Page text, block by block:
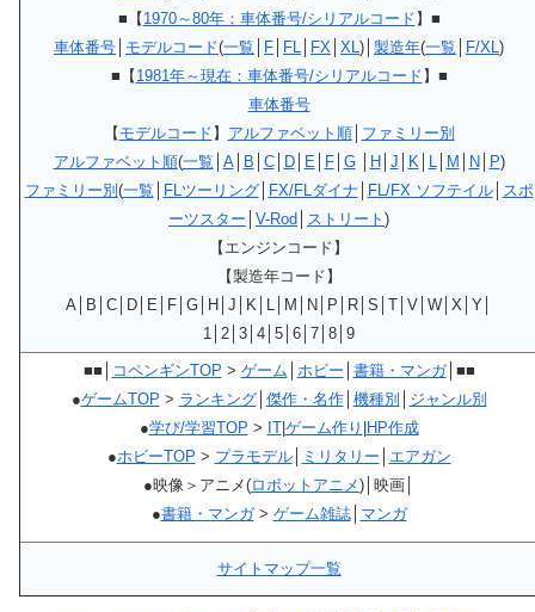
■【1970～80年：車体番号/シリアルコード】■
車体番号 モデルコード(一覧 F FL FX XL )│ 製造年(一覧 F/XL )
■【1981年～現在：車体番号/シリアルコード】■
車体番号
【モデルコード】 アルファベット順│ ファミリー別
アルファベット順(一覧 A│ B C│ D│ E F│ G│ H│ J K L M N│ P)
ファミリー別(一覧 FLツーリング│ FX/FLダイナ FL/FX ソフテイル│
スポ
ーツスター V-Rod ストリート )
【エンジンコード】
【製造年コード】
A│B│C│D│E│F│G│H│J│K│L│M│N│P│R│S│T│V│W│X│Y│
1│2│3│4│5│6│7│8│9
■■│ コペンギンTOP > ゲーム ホビー 書籍・マンガ│■■
●ゲームTOP > ランキング│ 傑作・名作│ 機種別
ジャンル別
●学び/学習TOP > IT|ゲーム作り |HP作成
●ホビーTOP > プラモデル│ ミリタリー
エアガン
●映像＞アニメ(ロボットアニメ)│映画│
●書籍・マンガ> ゲーム雑誌│ マンガ
サイトマップ一覧